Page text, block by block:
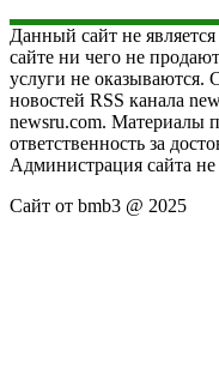
Данный сайт не
сайте ни чего не
услуги не оказываются.
новостей RSS канала
newsru.com. Материалы
ответственность за
Администрация сайта не
Сайт от bmb3 @ 2025